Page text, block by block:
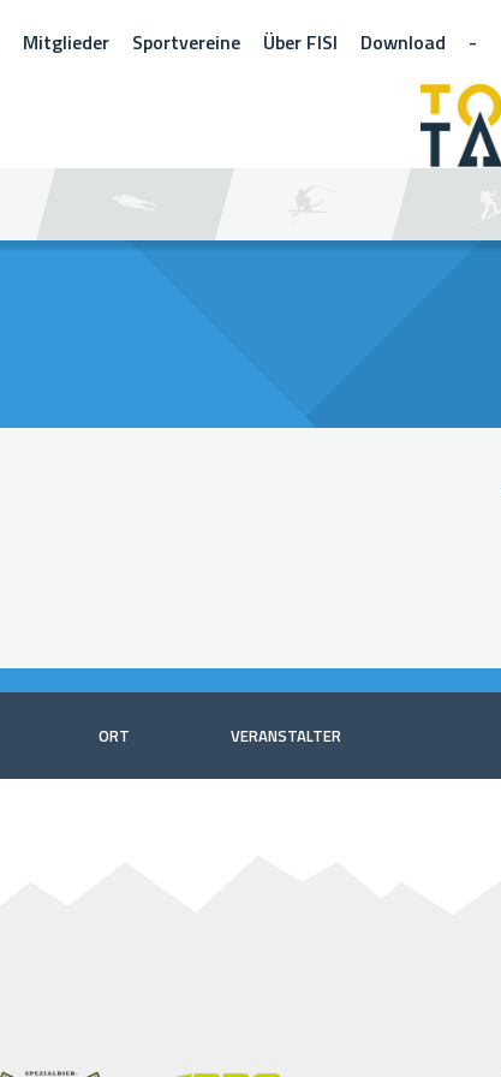
Mitglieder Sportvereine Über FISI Download -
ORT VERANSTALTER